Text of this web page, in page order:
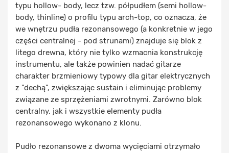
typu hollow- body, lecz tzw. półpudłem (semi hollow-
body, thinline) o profilu typu arch-top, co oznacza, że
we wnętrzu pudła rezonansowego (a konkretnie w jego
części centralnej - pod strunami) znajduje się blok z
litego drewna, który nie tylko wzmacnia konstrukcję
instrumentu, ale także powinien nadać gitarze
charakter brzmieniowy typowy dla gitar elektrycznych
z "dechą", zwiększając sustain i eliminując problemy
związane ze sprzężeniami zwrotnymi. Zarówno blok
centralny, jak i wszystkie elementy pudła
rezonansowego wykonano z klonu.
Pudło rezonansowe z dwoma wycięciami otrzymało